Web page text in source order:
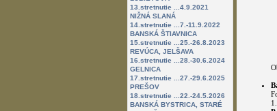
13.stretnutie ...4.9.2021
NIŽNÁ SLANÁ
14.stretnutie ...7.-11.9.2022
BANSKÁ ŠTIAVNICA
15.stretnutie ...25.-26.8.2023
REVÚCA, JELŠAVA
16.stretnutie ...28.-30.6.2024
GELNICA
17.stretnutie ...27.-29.6.2025
PREŠOV
18.stretnutie ...22.-24.5.2026
BANSKÁ BYSTRICA, STARÉ